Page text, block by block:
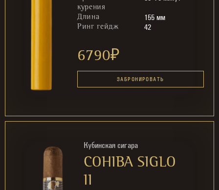
курения
Длина 155 мм
Ринг гейдж 42
6790₽
ЗАБРОНИРОВАТЬ
Кубинская сигара
COHIBA SIGLO
II